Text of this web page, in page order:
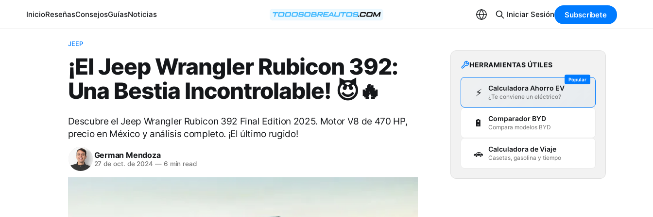
InicioReseñasConsejosGuíasNoticias Iniciar Sesión Subscríbete
JEEP
¡El Jeep Wrangler Rubicon 392:
Una Bestia Incontrolable! 😈🔥
Descubre el Jeep Wrangler Rubicon 392 Final Edition 2025. Motor V8 de 470 HP,
precio en México y análisis completo. ¡El último rugido!
German Mendoza
27 de oct. de 2024 —6 min read
HERRAMIENTAS ÚTILES
Popular
⚡ Calculadora Ahorro EV
¿Te conviene un eléctrico?
🔋 Comparador BYD
Compara modelos BYD
🚗 Calculadora de Viaje
Casetas, gasolina y tiempo